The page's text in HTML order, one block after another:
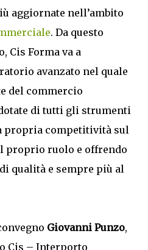
aggiornate nell’ambito
. Da questo
Cis Forma va a
avanzato nel quale
del commercio
di tutti gli strumenti
propria competitività sul
proprio ruolo e offrendo
qualità e sempre più al
Giovanni Punzo,
Cis – Interporto